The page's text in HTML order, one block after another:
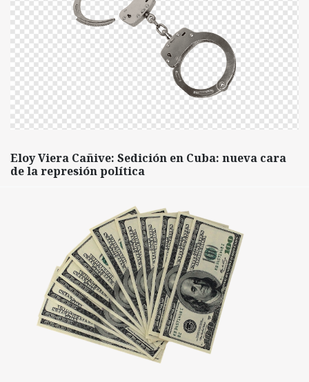
Eloy Viera Cañive: Sedición en Cuba: nueva cara
de la represión política